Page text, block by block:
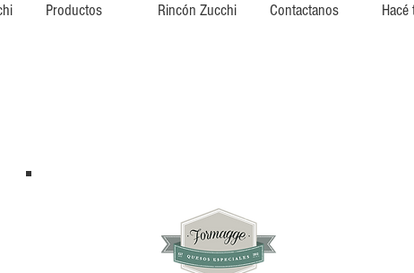
Productos Rincón Zucchi Contactanos